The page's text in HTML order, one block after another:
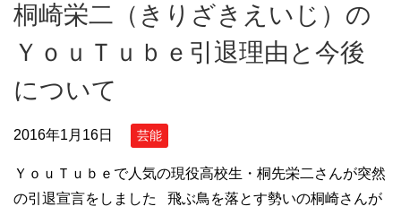
桐崎栄二（きりざきえいじ）の
ＹｏｕＴｕｂｅ引退理由と今後
について
2016年1月16日 芸能
ＹｏｕＴｕｂｅで人気の現役高校生・桐先栄二さんが突然
の引退宣言をしました 飛ぶ鳥を落とす勢いの桐崎さんが